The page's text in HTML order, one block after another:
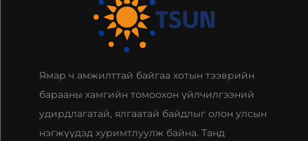
Ямар ч амжилттай байгаа хотын тээврийн
барааны хамгийн томоохон үйлчилгээний
удирдлагатай, ялгаатай байдлыг олон улсын
нэгжүүдэд хуримтлуулж байна. Танд